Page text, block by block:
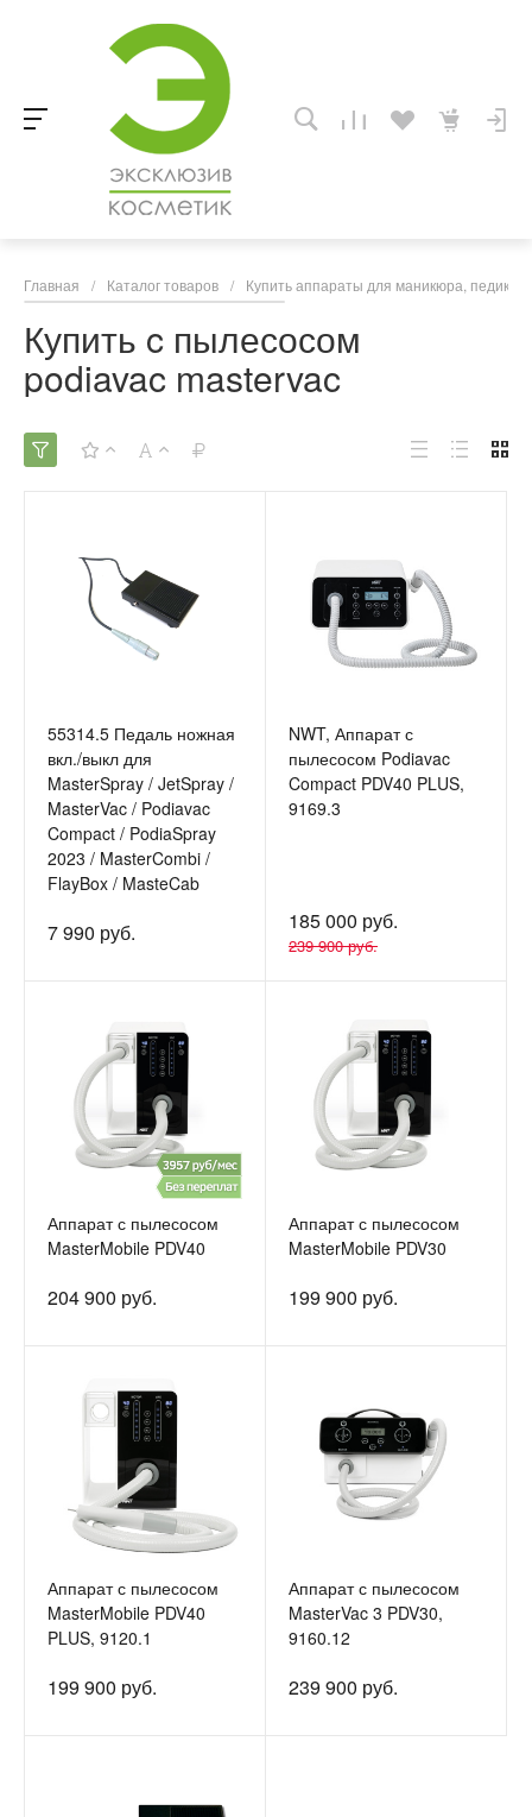
Главная / Каталог товаров / Купить аппараты для маникюра,
Купить c пылесосом
podiavac mastervac
55314.5 Педаль ножная
вкл./выкл для
MasterSpray / JetSpray /
MasterVac / Podiavac
Compact / PodiaSpray
2023 / MasterCombi /
FlayBox / MasteCab
7 990 руб.
NWT, Аппарат с
пылесосом Podiavac
Compact PDV40 PLUS,
9169.3
185 000 руб.
239 900 руб.
Аппарат с пылесосом
MasterMobile PDV40
204 900 руб.
Аппарат с пылесосом
MasterMobile PDV30
199 900 руб.
Аппарат с пылесосом
MasterMobile PDV40
PLUS, 9120.1
199 900 руб.
Аппарат с пылесосом
MasterVac 3 PDV30,
9160.12
239 900 руб.